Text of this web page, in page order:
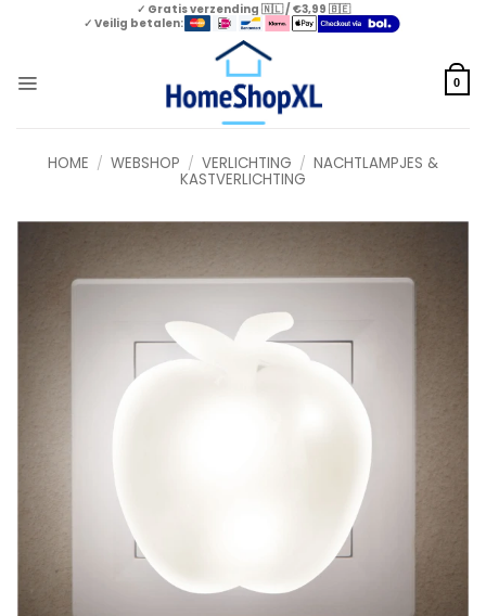
✓ Gratis verzending 🇳🇱 / €3,99 🇧🇪
✓ Veilig betalen:
0
HOME / WEBSHOP / VERLICHTING / NACHTLAMPJES &
KASTVERLICHTING